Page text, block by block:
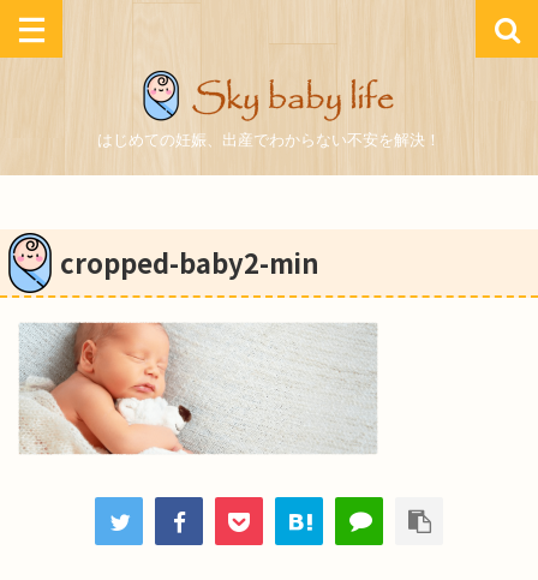
はじめての妊娠、出産でわからない不安を解決！
cropped-baby2-min